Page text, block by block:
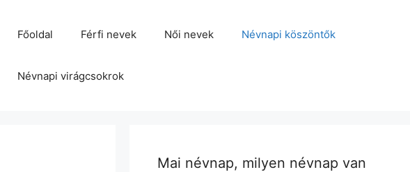
Főoldal Férfi nevek Női nevek Névnapi köszöntők
Névnapi virágcsokrok
Mai névnap, milyen névnap van